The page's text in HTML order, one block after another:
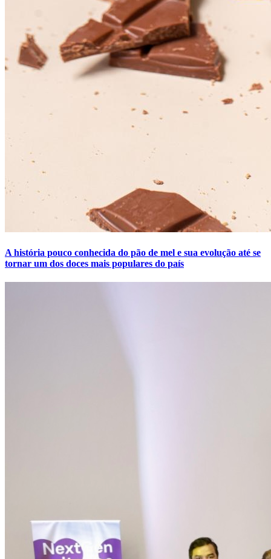
A história pouco conhecida do pão de mel e sua evolução até se
tornar um dos doces mais populares do país